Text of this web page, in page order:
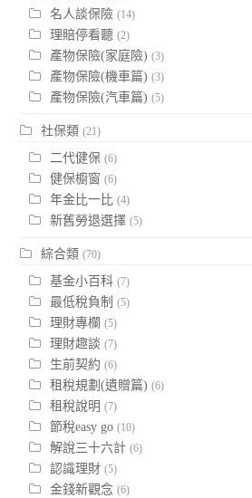
名人談保險 (14)
理賠停看聽 (2)
產物保險(家庭險) (3)
產物保險(機車篇) (3)
產物保險(汽車篇) (5)
社保類 (21)
二代健保 (6)
健保櫥窗 (6)
年金比一比 (4)
新舊勞退選擇 (5)
綜合類 (70)
基金小百科 (7)
最低稅負制 (5)
理財專欄 (5)
理財趣談 (7)
生前契約 (6)
租稅規劃(遺贈篇) (6)
租稅說明 (7)
節稅easy go (10)
解說三十六計 (6)
認識理財 (5)
金錢新觀念 (6)